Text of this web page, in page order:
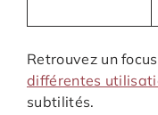
Retrouvez un
différentes
subtilités.